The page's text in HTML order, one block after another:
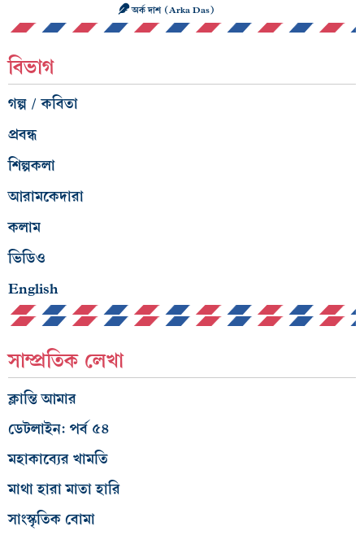
অর্ক দাশ (Arka Das)
বিভাগ
গল্প / কবিতা
প্রবন্ধ
শিল্পকলা
আরামকেদারা
কলাম
ভিডিও
English
সাম্প্রতিক লেখা
ক্লান্তি আমার
ডেটলাইন: পর্ব ৫৪
মহাকাব্যের খামতি
মাথা হারা মাতা হারি
সাংস্কৃতিক বোমা